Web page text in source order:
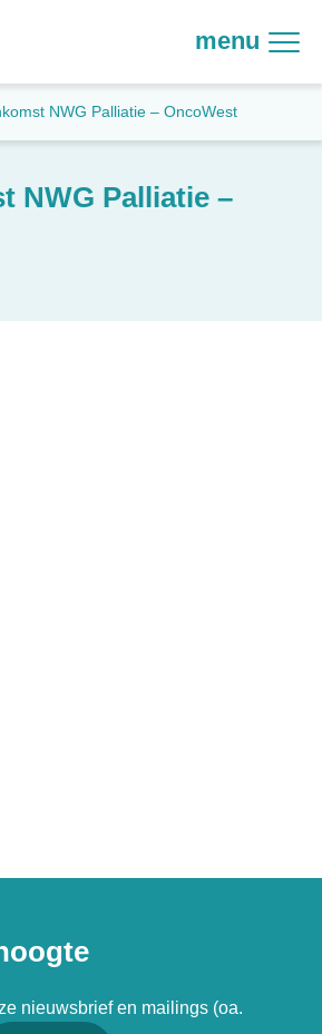
menu
NWG Palliatie – OncoWest
NWG Palliatie –
nieuwsbrief en mailings (oa.